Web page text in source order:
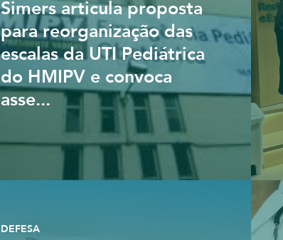
Simers articula proposta
para reorganização das
escalas da UTI Pediátrica
do HMIPV e convoca
asse...
DEFESA